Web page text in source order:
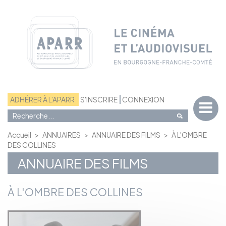
ADHÉRER À L'APARR S'INSCRIRE CONNEXION
Accueil > ANNUAIRES > ANNUAIRE DES FILMS > À L'OMBRE
DES COLLINES
ANNUAIRE DES FILMS
À L'OMBRE DES COLLINES